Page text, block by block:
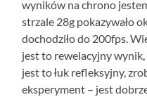
wyników na chrono
strzale 28g pokazywało
dochodziło do 200fps.
jest to rewelacyjny
jest to łuk refleksyjny,
eksperyment – jest